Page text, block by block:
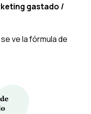
gastado /
ve la fórmula de